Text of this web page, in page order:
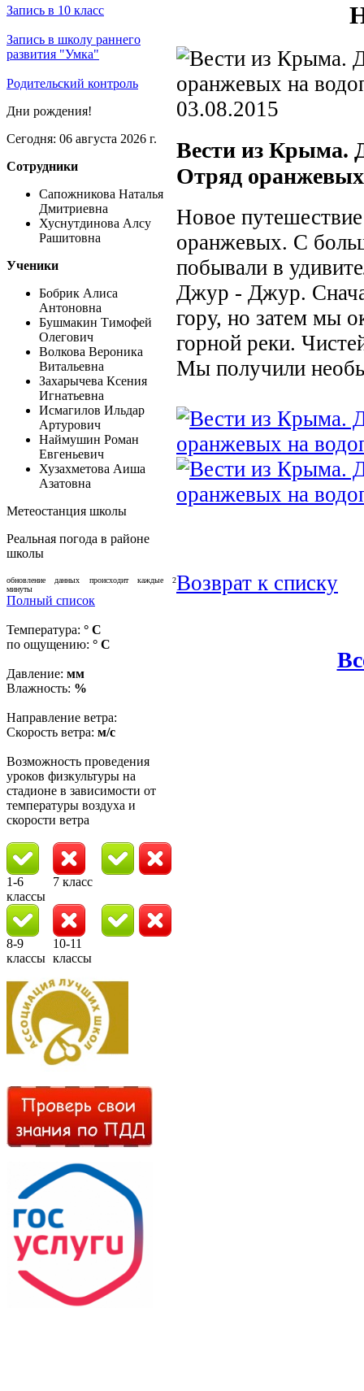
Запись в 10 класс
Запись в школу раннего
развития "Умка"
Родительский контроль
Дни рождения!
Сегодня: 06 августа 2026 г.
Сотрудники
Сапожникова Наталья
Дмитриевна
Хуснутдинова Алсу
Рашитовна
Ученики
Бобрик Алиса
Антоновна
Бушмакин Тимофей
Олегович
Волкова Вероника
Витальевна
Захарычева Ксения
Игнатьевна
Исмагилов Ильдар
Артурович
Наймушин Роман
Евгеньевич
Хузахметова Аиша
Азатовна
Метеостанция школы
Реальная погода в районе
школы
обновление данных происходит каждые 2
минуты
Полный список
Температура: ° C
по ощущению: ° C
Давление: мм
Влажность: %
Направление ветра:
Скорость ветра: м/с
Возможность проведения
уроков физкультуры на
стадионе в зависимости от
температуры воздуха и
скорости ветра
1-6
классы
7 класс
8-9
классы
10-11
классы
03.08.2015
Вести из Крыма.
Отряд оранжевых
Новое
оранжевых. С
побывали в
Джур - Джур.
гору, но затем мы
горной реки.
Мы получили
Возврат к списку